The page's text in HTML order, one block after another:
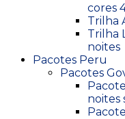
cores
Trilha
Trilha
noites
Pacotes Peru
Pacotes
noites